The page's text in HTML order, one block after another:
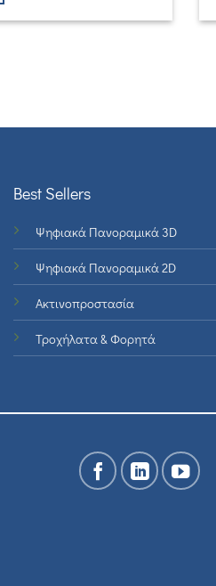
Best Sellers
Ψηφιακά Πανοραμικά 3D
Ψηφιακά Πανοραμικά 2D
Ακτινοπροστασία
Τροχήλατα & Φορητά